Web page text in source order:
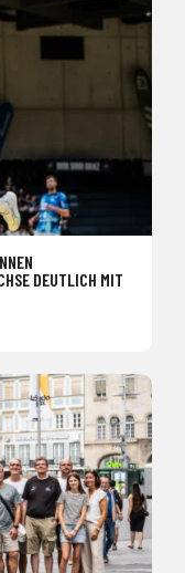
DEUTLICH MIT